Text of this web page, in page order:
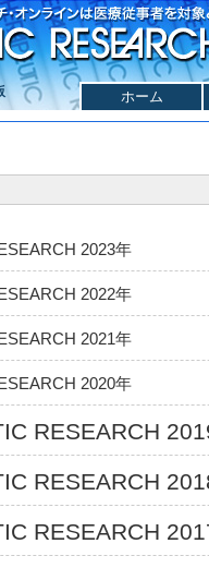
ホーム
2023年
2022年
2021年
2020年
RESEARCH
RESEARCH
RESEARCH